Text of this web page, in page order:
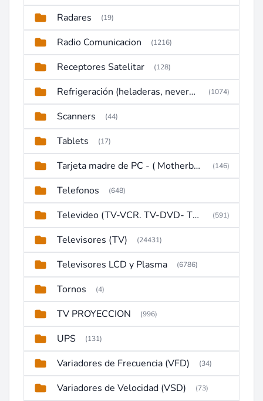
Radares (19)
Radio Comunicacion (1216)
Receptores Satelitar (128)
Refrigeración (heladeras, neveras, congeladores) (1074)
Scanners (44)
Tablets (17)
Tarjeta madre de PC - ( Motherboard ) (146)
Telefonos (648)
Televideo (TV-VCR. TV-DVD- TV-DVD-VCR) (591)
Televisores (TV) (24431)
Televisores LCD y Plasma (6786)
Tornos (4)
TV PROYECCION (996)
UPS (131)
Variadores de Frecuencia (VFD) (34)
Variadores de Velocidad (VSD) (73)